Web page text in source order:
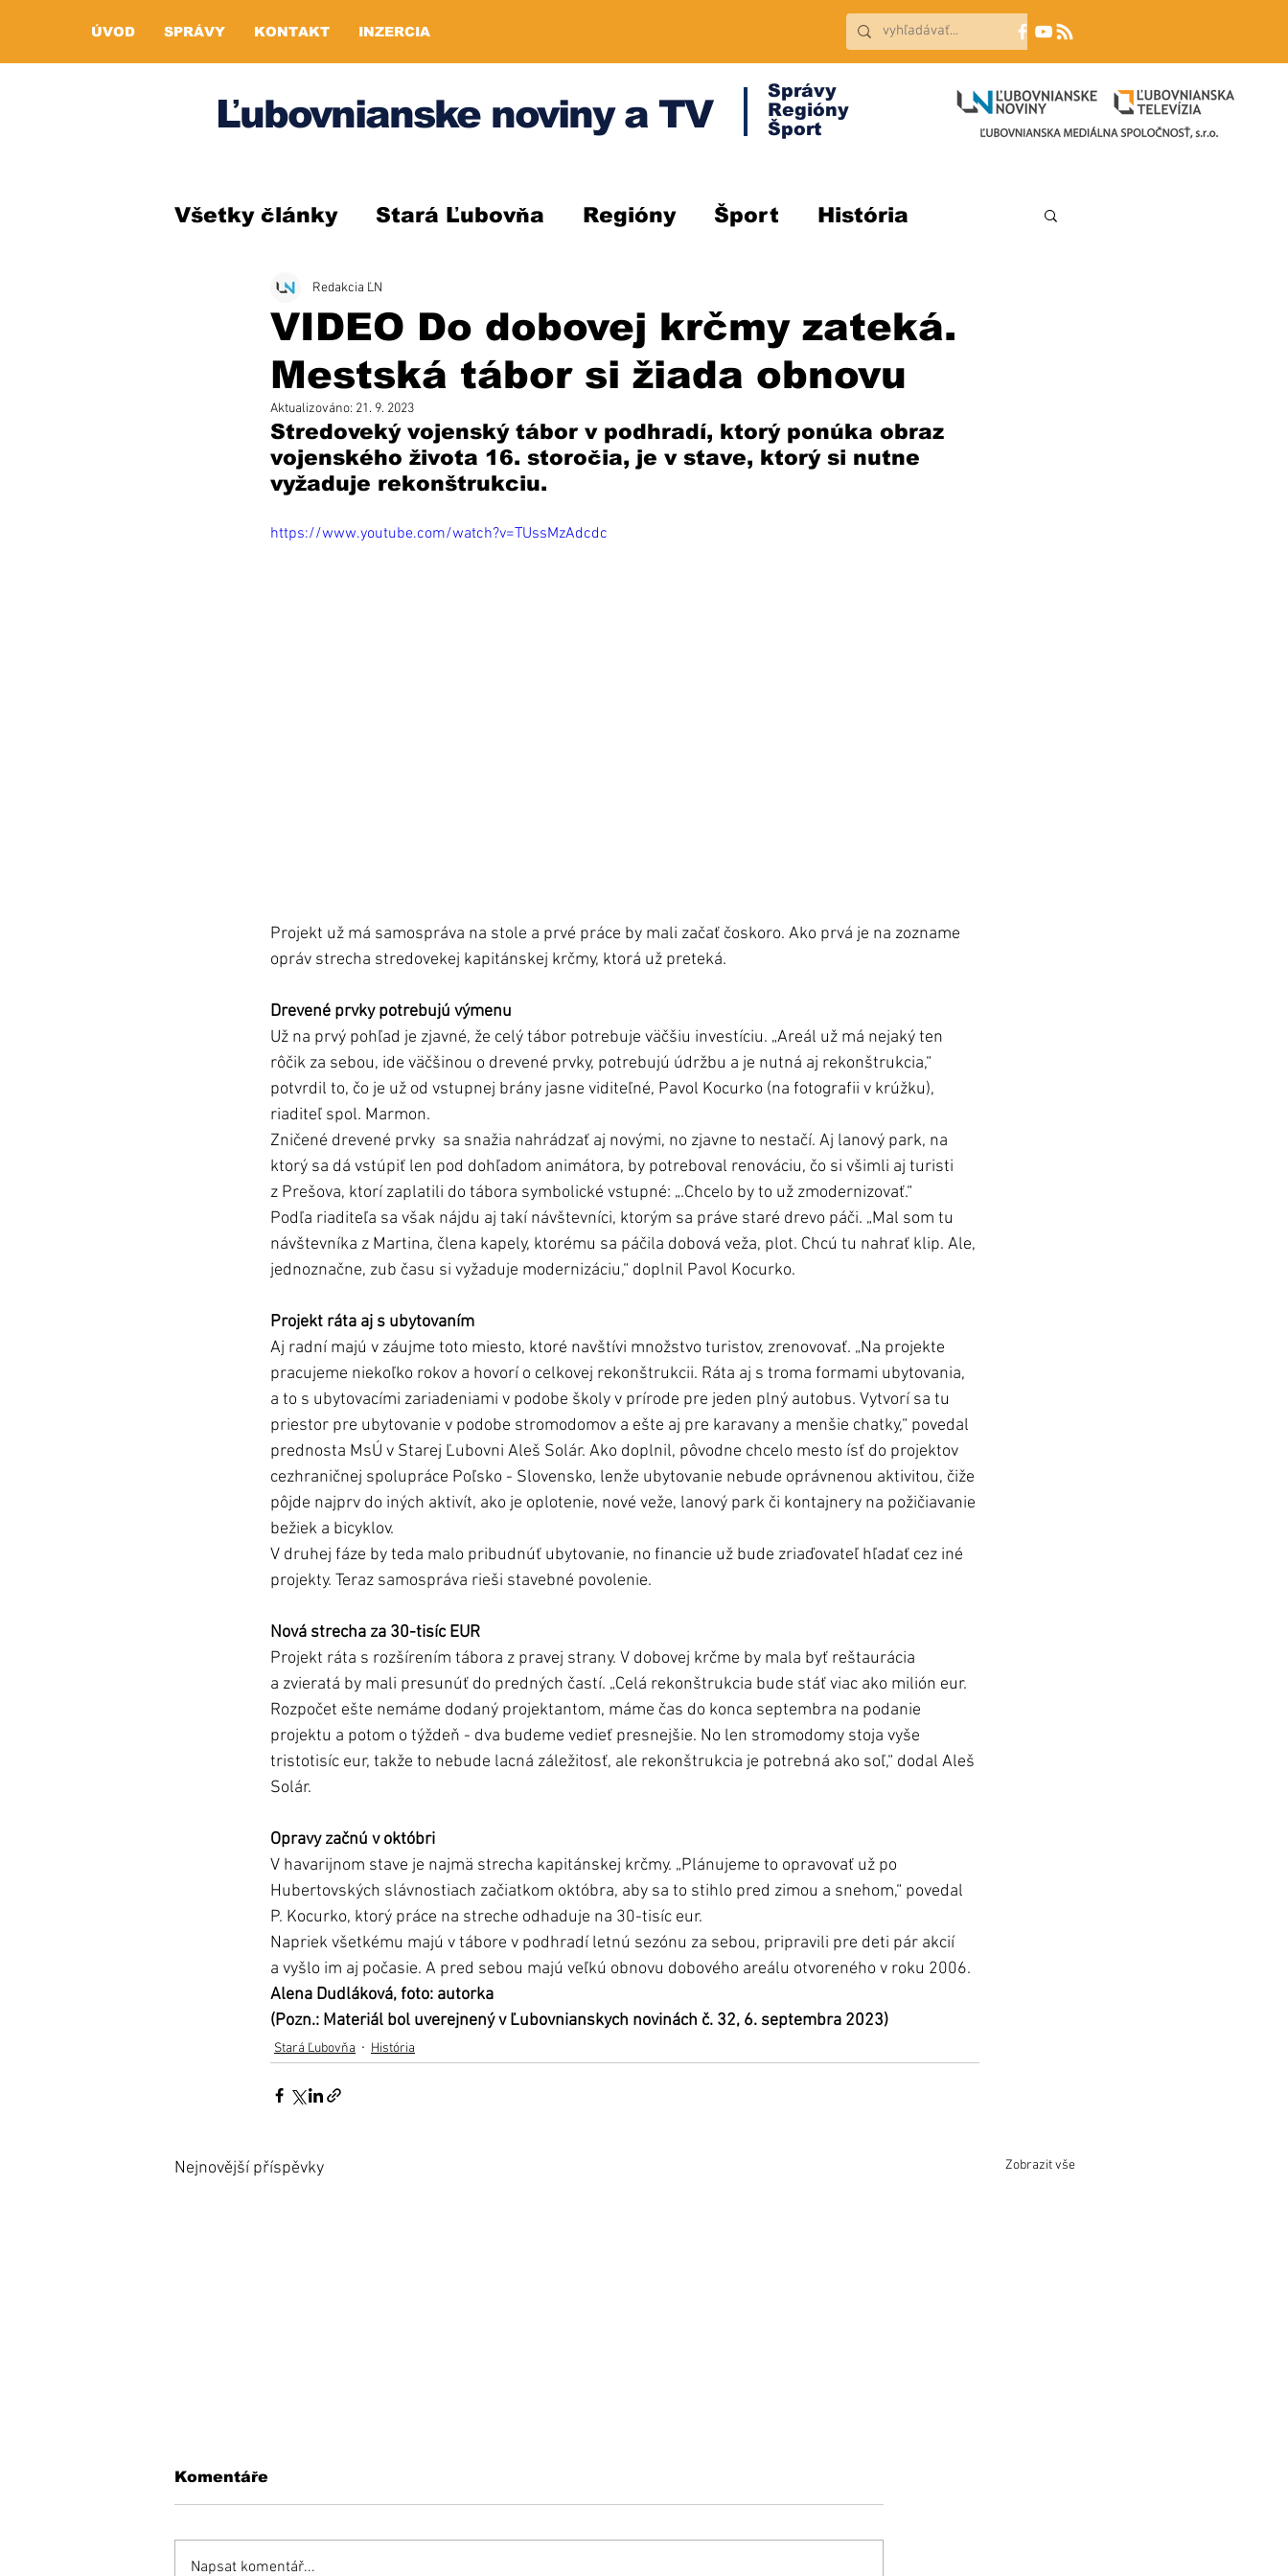
ÚVOD SPRÁVY KONTAKT INZERCIA
Ľubovnianske noviny a TV
Správy
Regióny
Šport
Všetky články Stará Ľubovňa Regióny Šport História
VIDEO Do dobovej krčmy zateká.
Mestská tábor si žiada obnovu
Redakcia ĽN
Aktualizováno: 21. 9. 2023
Stredoveký vojenský tábor v podhradí, ktorý ponúka obraz
vojenského života 16. storočia, je v stave, ktorý si nutne
vyžaduje rekonštrukciu.
https://www.youtube.com/watch?v=TUssMzAdcdc
Projekt už má samospráva na stole a prvé práce by mali začať čoskoro. Ako prvá je na zozname
opráv strecha stredovekej kapitánskej krčmy, ktorá už preteká.
Drevené prvky potrebujú výmenu
Už na prvý pohľad je zjavné, že celý tábor potrebuje väčšiu investíciu. „Areál už má nejaký ten
rôčik za sebou, ide väčšinou o drevené prvky, potrebujú údržbu a je nutná aj rekonštrukcia,“
potvrdil to, čo je už od vstupnej brány jasne viditeľné, Pavol Kocurko (na fotografii v krúžku),
riaditeľ spol. Marmon.
Zničené drevené prvky  sa snažia nahrádzať aj novými, no zjavne to nestačí. Aj lanový park, na
ktorý sa dá vstúpiť len pod dohľadom animátora, by potreboval renováciu, čo si všimli aj turisti
z Prešova, ktorí zaplatili do tábora symbolické vstupné: „.Chcelo by to už zmodernizovať.“
Podľa riaditeľa sa však nájdu aj takí návštevníci, ktorým sa práve staré drevo páči. „Mal som tu
návštevníka z Martina, člena kapely, ktorému sa páčila dobová veža, plot. Chcú tu nahrať klip. Ale,
jednoznačne, zub času si vyžaduje modernizáciu,“ doplnil Pavol Kocurko.
Projekt ráta aj s ubytovaním
Aj radní majú v záujme toto miesto, ktoré navštívi množstvo turistov, zrenovovať. „Na projekte
pracujeme niekoľko rokov a hovorí o celkovej rekonštrukcii. Ráta aj s troma formami ubytovania,
a to s ubytovacími zariadeniami v podobe školy v prírode pre jeden plný autobus. Vytvorí sa tu
priestor pre ubytovanie v podobe stromodomov a ešte aj pre karavany a menšie chatky,“ povedal
prednosta MsÚ v Starej Ľubovni Aleš Solár. Ako doplnil, pôvodne chcelo mesto ísť do projektov
cezhraničnej spolupráce Poľsko - Slovensko, lenže ubytovanie nebude oprávnenou aktivitou, čiže
pôjde najprv do iných aktivít, ako je oplotenie, nové veže, lanový park či kontajnery na požičiavanie
bežiek a bicyklov.
V druhej fáze by teda malo pribudnúť ubytovanie, no financie už bude zriaďovateľ hľadať cez iné
projekty. Teraz samospráva rieši stavebné povolenie.
Nová strecha za 30-tisíc EUR
Projekt ráta s rozšírením tábora z pravej strany. V dobovej krčme by mala byť reštaurácia
a zvieratá by mali presunúť do predných častí. „Celá rekonštrukcia bude stáť viac ako milión eur.
Rozpočet ešte nemáme dodaný projektantom, máme čas do konca septembra na podanie
projektu a potom o týždeň - dva budeme vedieť presnejšie. No len stromodomy stoja vyše
tristotisíc eur, takže to nebude lacná záležitosť, ale rekonštrukcia je potrebná ako soľ,“ dodal Aleš
Solár.
Opravy začnú v októbri
V havarijnom stave je najmä strecha kapitánskej krčmy. „Plánujeme to opravovať už po
Hubertovských slávnostiach začiatkom októbra, aby sa to stihlo pred zimou a snehom,“ povedal
P. Kocurko, ktorý práce na streche odhaduje na 30-tisíc eur.
Napriek všetkému majú v tábore v podhradí letnú sezónu za sebou, pripravili pre deti pár akcií
a vyšlo im aj počasie. A pred sebou majú veľkú obnovu dobového areálu otvoreného v roku 2006.
Alena Dudláková, foto: autorka
(Pozn.: Materiál bol uverejnený v Ľubovnianskych novinách č. 32, 6. septembra 2023)
Stará Ľubovňa História
Nejnovější příspěvky Zobrazit vše
Komentáře
Napsat komentář...